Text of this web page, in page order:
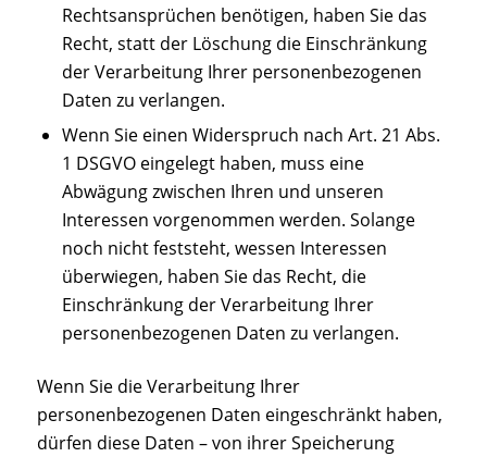
Rechtsansprüchen benötigen, haben Sie das
Recht, statt der Löschung die Einschränkung
der Verarbeitung Ihrer personenbezogenen
Daten zu verlangen.
Wenn Sie einen Widerspruch nach Art. 21 Abs.
1 DSGVO eingelegt haben, muss eine
Abwägung zwischen Ihren und unseren
Interessen vorgenommen werden. Solange
noch nicht feststeht, wessen Interessen
überwiegen, haben Sie das Recht, die
Einschränkung der Verarbeitung Ihrer
personenbezogenen Daten zu verlangen.
Wenn Sie die Verarbeitung Ihrer
personenbezogenen Daten eingeschränkt haben,
dürfen diese Daten – von ihrer Speicherung